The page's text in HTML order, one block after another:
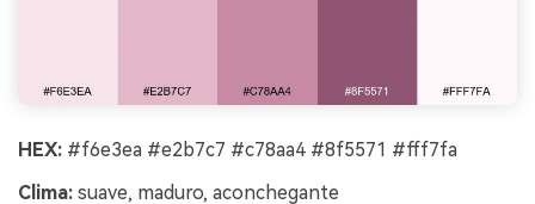
HEX: #f6e3ea #e2b7c7 #c78aa4 #8f5571 #fff7fa
Clima: suave, maduro, aconchegante